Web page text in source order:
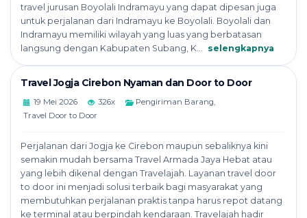
travel jurusan Boyolali Indramayu yang dapat dipesan juga
untuk perjalanan dari Indramayu ke Boyolali. Boyolali dan
Indramayu memiliki wilayah yang luas yang berbatasan
langsung dengan Kabupaten Subang, K... selengkapnya
Travel Jogja Cirebon Nyaman dan Door to Door
19 Mei 2026 326x Pengiriman Barang,
Travel Door to Door
Perjalanan dari Jogja ke Cirebon maupun sebaliknya kini
semakin mudah bersama Travel Armada Jaya Hebat atau
yang lebih dikenal dengan Travelajah. Layanan travel door
to door ini menjadi solusi terbaik bagi masyarakat yang
membutuhkan perjalanan praktis tanpa harus repot datang
ke terminal atau berpindah kendaraan. Travelajah hadir